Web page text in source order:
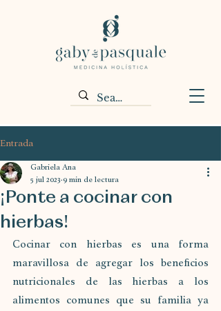
Entrada
¡Ponte a cocinar con
hierbas!
Gabriela Ana
5 jul 2023 9 min de lectura
Cocinar con hierbas es una forma
maravillosa de agregar los beneficios
nutricionales de las hierbas a los
alimentos comunes que su familia ya